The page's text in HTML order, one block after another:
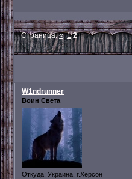
Страница:« 1 2
W1ndrunner
Воин Света
Откуда: Украина, г.Херсон